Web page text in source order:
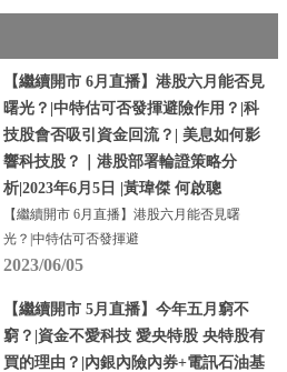
【繼續開市 6月直播】港股六月能否見
曙光？|中特估可否發揮避險作用？|科
技股會否吸引資金回流？| 美息如何影
響科技股？｜港股部署輪證策略分
析|2023年6月5日 |黃瑋傑 何啟聰
【繼續開市 6月直播】港股六月能否見曙
光？|中特估可否發揮避
2023/06/05
【繼續開市 5月直播】今年五月窮不
窮？|資金不愛科技 愛央特股 央特股有
買的理由？|內銀內險內券+電訊石油基